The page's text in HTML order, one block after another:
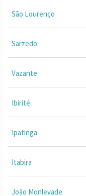
São Lourenço
Sarzedo
Vazante
Ibirité
Ipatinga
Itabira
João Monlevade